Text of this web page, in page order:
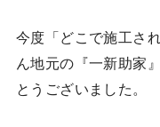
今度「どこで施工さ
ん地元の『一新助家
とうございました。